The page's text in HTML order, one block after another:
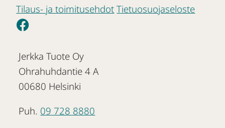
Tilaus- ja toimitusehdot Tietuosuojaseloste
Jerkka Tuote Oy
Ohrahuhdantie 4 A
00680 Helsinki
Puh. 09 728 8880